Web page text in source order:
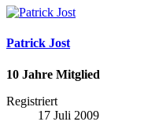
Patrick Jost
10 Jahre Mitglied
Registriert
17 Juli 2009